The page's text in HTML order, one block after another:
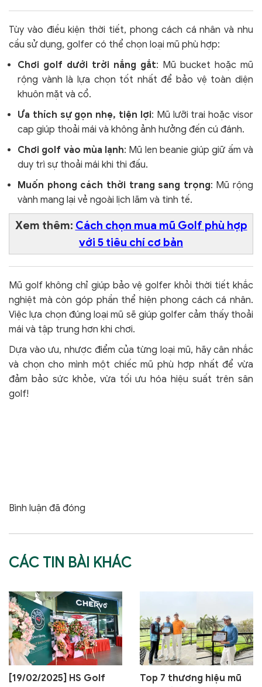
Tùy vào điều kiện thời tiết, phong cách cá nhân và nhu
cầu sử dụng, golfer có thể chọn loại mũ phù hợp:
Chơi golf dưới trời nắng gắt: Mũ bucket hoặc mũ
rộng vành là lựa chọn tốt nhất để bảo vệ toàn diện
khuôn mặt và cổ.
Ưa thích sự gọn nhẹ, tiện lợi: Mũ lưỡi trai hoặc visor
cap giúp thoải mái và không ảnh hưởng đến cú đánh.
Chơi golf vào mùa lạnh: Mũ len beanie giúp giữ ấm và
duy trì sự thoải mái khi thi đấu.
Muốn phong cách thời trang sang trọng: Mũ rộng
vành mang lại vẻ ngoài lịch lãm và tinh tế.
Xem thêm: Cách chọn mua mũ Golf phù hợp
với 5 tiêu chí cơ bản
Mũ golf không chỉ giúp bảo vệ golfer khỏi thời tiết khắc
nghiệt mà còn góp phần thể hiện phong cách cá nhân.
Việc lựa chọn đúng loại mũ sẽ giúp golfer cảm thấy thoải
mái và tập trung hơn khi chơi.
Dựa vào ưu, nhược điểm của từng loại mũ, hãy cân nhắc
và chọn cho mình một chiếc mũ phù hợp nhất để vừa
đảm bảo sức khỏe, vừa tối ưu hóa hiệu suất trên sân
golf!
Bình luận đã đóng
CÁC TIN BÀI KHÁC
[19/02/2025] HS Golf
Top 7 thương hiệu mũ